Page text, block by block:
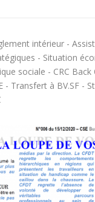
intérieur -
- Situation
sociale - CRC
- Transfert à BV.SF -